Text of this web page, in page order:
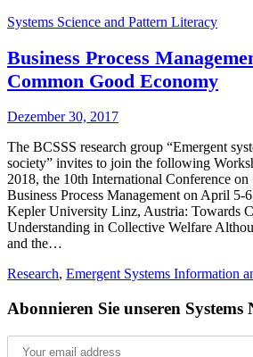
Systems Science and Pattern Literacy
Business Process
Common Good Economy
Dezember 30, 2017
The BCSSS research group “Emergent
society” invites to join the following
2018, the 10th International Conference on
Business Process Management on April 5-
Kepler University Linz, Austria: Towards
Understanding in Collective Welfare
and the…
Research, Emergent Systems Information
Abonnieren Sie unseren Systems